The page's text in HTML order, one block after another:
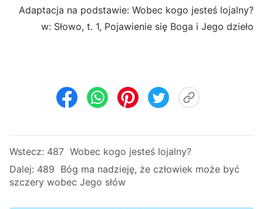
Adaptacja na podstawie: Wobec kogo jesteś lojalny?
w: Słowo, t. 1, Pojawienie się Boga i Jego dzieło
Wstecz: 487 Wobec kogo jesteś lojalny?
Dalej: 489 Bóg ma nadzieję, że człowiek może być
szczery wobec Jego słów